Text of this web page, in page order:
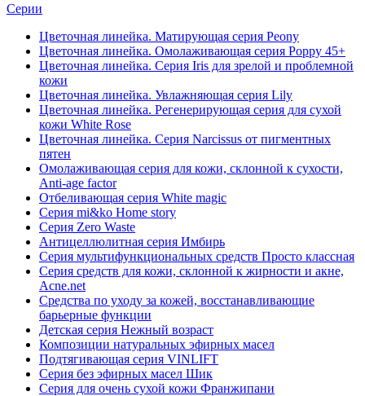
Серии
Цветочная линейка. Матирующая серия Peony
Цветочная линейка. Омолаживающая серия Poppy 45+
Цветочная линейка. Серия Iris для зрелой и проблемной
кожи
Цветочная линейка. Увлажняющая серия Lily
Цветочная линейка. Регенерирующая серия для сухой
кожи White Rose
Цветочная линейка. Серия Narcissus от пигментных
пятен
Омолаживающая серия для кожи, склонной к сухости,
Anti-age factor
Отбеливающая серия White magic
Серия mi&ko Home story
Серия Zero Waste
Антицеллюлитная серия Имбирь
Серия мультифункциональных средств Просто классная
Серия средств для кожи, склонной к жирности и акне,
Acne.net
Средства по уходу за кожей, восстанавливающие
барьерные функции
Детская серия Нежный возраст
Композиции натуральных эфирных масел
Подтягивающая серия VINLIFT
Серия без эфирных масел Шик
Серия для очень сухой кожи Франжипани